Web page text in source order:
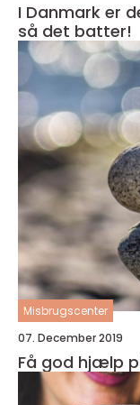
I Danmark er
så det batter!
Misbrugscenter
07. December 2019
Få god hjælp